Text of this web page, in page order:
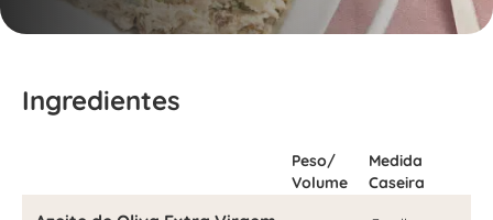
Ingredientes
Peso/
Volume
Medida
Caseira